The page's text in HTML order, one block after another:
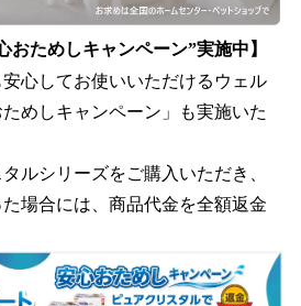
おためしキャンペーン”実施中】
心してお使いいただけるウェル
めしキャンペーン」も実施いた
ルシリーズをご購入いただき、
場合には、商品代金を全額返金